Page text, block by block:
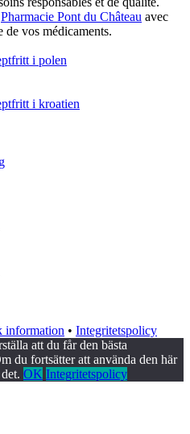
Pharmacie Pont du Château avec
de vos médicaments.
i polen
i kroatien
information • Integritetspolicy
att du får den bästa
du fortsätter att använda den här
OK Integritetspolicy